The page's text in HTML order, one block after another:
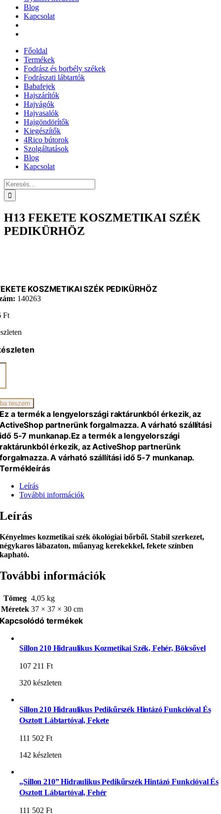
Blog
Kapcsolat
Főoldal
Termékek
Fodrász és borbély székek
Fodrászati lábtartók
Babafejek
Hajszárítók
Hajvágók
Hajvasalók
Hajgöndörítők
Kiegészítők
4Rico bútorok
Szolgáltatások
Blog
Kapcsolat
Keresés...
H13 FEKETE KOSZMETIKAI SZÉK
PEDIKÜRHÖZ
KOSZMETIKAI SZÉK PEDIKÜRHÖZ
140263
Ft
teszem
Ez a termék a lengyelországi raktárunkból érkezik, az
ActiveShop partnerünk forgalmazza. A várható szállítási
idő 5-7 munkanap.Ez a termék a lengyelországi
raktárunkból érkezik, az ActiveShop partnerünk
forgalmazza. A várható szállítási idő 5-7 munkanap.
Termékleírás
Leírás
További információk
Leírás
Kényelmes kozmetikai szék ökológiai bőrből. Stabil szerkezet,
négykaros lábazaton, műanyag kerekekkel, fekete színben
kapható.
További információk
Tömeg 4,05 kg
Méretek 37 × 37 × 30 cm
Kapcsolódó termékek
Sillon 210 Hidraulikus Kozmetikai Szék, Fehér, Bölcsővel
107 211Ft
320 készleten
Sillon 210 Hidraulikus Pedikűrszék Hintázó Funkcióval És
Osztott Lábtartóval, Fekete
111 502Ft
142 készleten
„Sillon 210” Hidraulikus Pedikűrszék Hintázó Funkcióval És
Osztott Lábtartóval, Fehér
111 502Ft